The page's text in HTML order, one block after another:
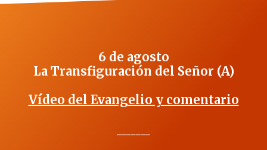
6 de agosto
La Transfiguración del Señor (A)
Vídeo del Evangelio y comentario